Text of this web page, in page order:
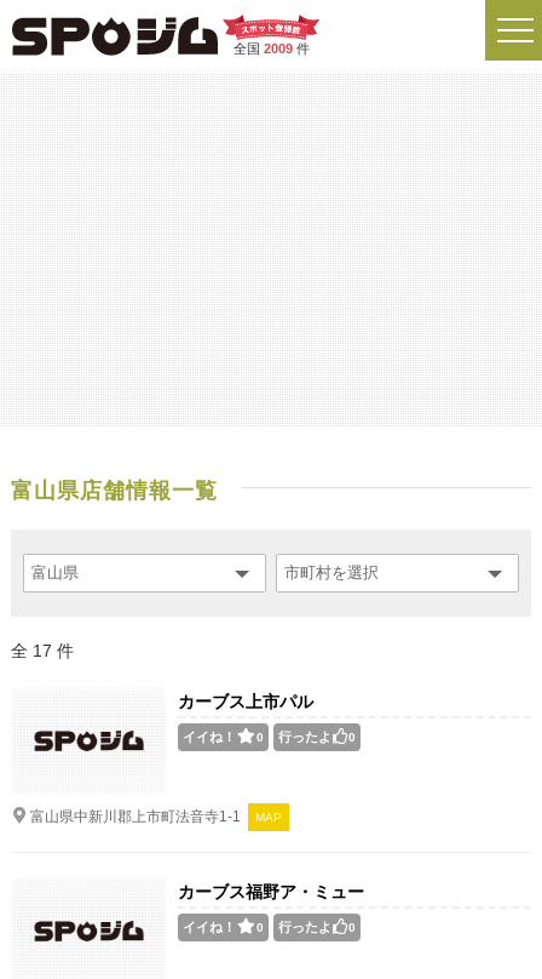
全国 2009件
富山県店舗情報一覧
全 17 件
カーブス上市パル
イイね！ 0 行ったよ 0
富山県中新川郡上市町法音寺1-1 MAP
カーブス福野ア・ミュー
イイね！ 0 行ったよ 0